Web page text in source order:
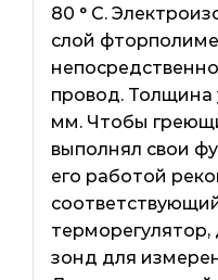
80 ° C.
слой
провод. Толщина
мм. Чтобы
выполнял свои
его работой
зонд для